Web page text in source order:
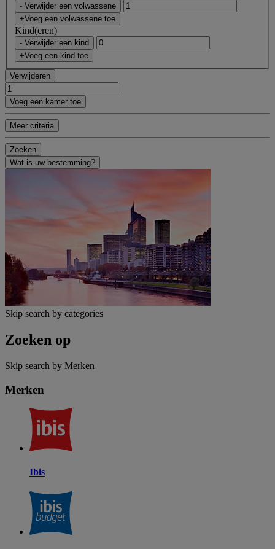
- Verwijder een volwassene
+Voeg een volwassene toe
Kind(eren)
- Verwijder een kind
+Voeg een kind toe
Verwijderen
Voeg een kamer toe
Meer criteria
Zoeken
Wat is uw bestemming?
Skip search by categories
Zoeken op
Skip search by Merken
Merken
Ibis